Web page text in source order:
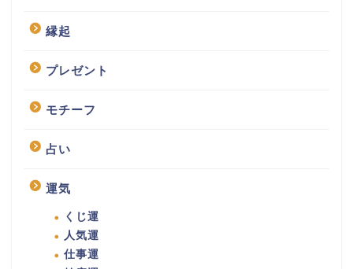
縁起
プレゼント
モチーフ
占い
運気
くじ運
人気運
仕事運